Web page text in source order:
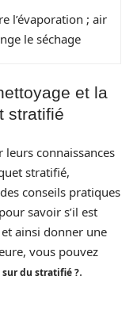
l’évaporation ; air
le séchage
et la
stratifié
connaissances
stratifié,
conseils pratiques
savoir s’il est
ainsi donner une
vous pouvez
du stratifié ?.